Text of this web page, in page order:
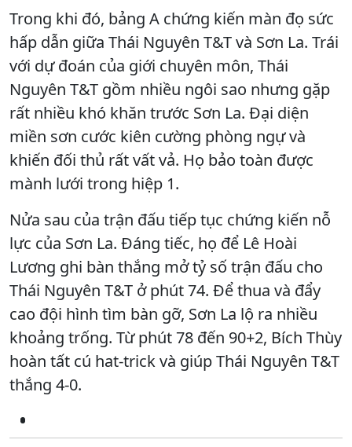
Trong khi đó, bảng A chứng kiến màn đọ sức
hấp dẫn giữa Thái Nguyên T&T và Sơn La. Trái
với dự đoán của giới chuyên môn, Thái
Nguyên T&T gồm nhiều ngôi sao nhưng gặp
rất nhiều khó khăn trước Sơn La. Đại diện
miền sơn cước kiên cường phòng ngự và
khiến đối thủ rất vất vả. Họ bảo toàn được
mành lưới trong hiệp 1.
Nửa sau của trận đấu tiếp tục chứng kiến nỗ
lực của Sơn La. Đáng tiếc, họ để Lê Hoài
Lương ghi bàn thắng mở tỷ số trận đấu cho
Thái Nguyên T&T ở phút 74. Để thua và đẩy
cao đội hình tìm bàn gỡ, Sơn La lộ ra nhiều
khoảng trống. Từ phút 78 đến 90+2, Bích Thùy
hoàn tất cú hat-trick và giúp Thái Nguyên T&T
thắng 4-0.